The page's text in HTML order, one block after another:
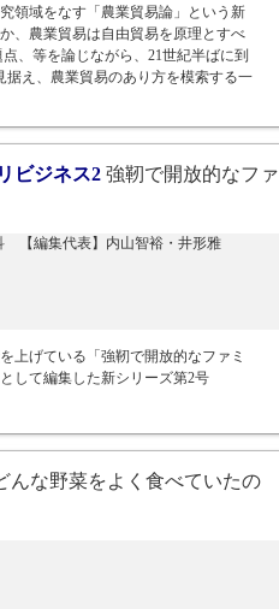
領域をなす「農業貿易論」という新
、農業貿易は自由貿易を原理とすべ
、等を論じながら、21世紀半ばに到
え、農業貿易のあり方を模索する一
ビジネス2 強靭で開放的なファ
【編集代表】内山智裕・井形雅
上げている「強靭で開放的なファミ
して編集した新シリーズ第2号
んな野菜をよく食べていたの